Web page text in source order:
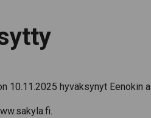
10.11.2025 hyväksynyt Eenokin